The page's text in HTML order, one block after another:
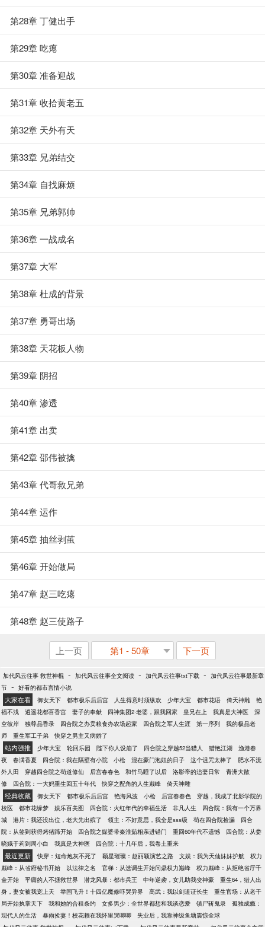
第28章 丁健出手
第29章 吃瘪
第30章 准备迎战
第31章 收拾黄老五
第32章 天外有天
第33章 兄弟结交
第34章 自找麻烦
第35章 兄弟郭帅
第36章 一战成名
第37章 大军
第38章 杜成的背景
第37章 勇哥出场
第38章 天花板人物
第39章 阴招
第40章 渗透
第41章 出卖
第42章 邵伟被擒
第43章 代哥救兄弟
第44章 运作
第45章 抽丝剥茧
第46章 开始做局
第47章 赵三吃瘪
第48章 赵三使路子
上一页 第1 - 50章 下一页
加代风云往事 救世神棍 - 加代风云往事全文阅读 - 加代风云往事txt下载 - 加代风云往事最新章
节 - 好看的都市言情小说
大家在看 御女天下 都市极乐后后宫 人生得意时须纵欢 少年大宝 都市花语 倚天神雕
艳
福不浅
逍遥花都百香宫 妻子的奉献 四神集团2·老婆，跟我回家 皇兄在上 我真是大神医
深
空彼岸
独尊品香录 四合院之办卖粮食办农场起家 四合院之军人生涯 第一序列
我的极品老
师
重生军工子弟 快穿之男主又病娇了
站内强推 少年大宝 轮回乐园 陛下你人设崩了 四合院之穿越52当猎人 猎艳江湖
渔港春
夜
春满香夏 四合院：我在隔壁有小院 小枪 混在豪门泡妞的日子 这个诅咒太棒了
肥水不流
外人田
穿越四合院之苟道修仙 后宫春春色 和竹马睡了以后 洛影帝的追妻日常
青洲大散
修
四合院：一大妈重生回五十年代 快穿之配角的人生巅峰 倚天神雕
经典收藏 御女天下 都市极乐后后宫 艳海风波 小枪 后宫春春色
穿越，我成了北影学院的
校医
都市花缘梦 娱乐百美图 四合院：火红年代的幸福生活 非凡人生
四合院：我有一个万界
城
港片：我还没出位，老大先出殡了 领主：不好意思，我全是sss级 苟在四合院捡漏
四合
院：从签到获得烤猪蹄开始
四合院之媒婆带秦淮茹相亲进错门 重回60年代不遗憾
四合院：从娄
晓娥于莉到周小白
我真是大神医 四合院：十几年后，我卷土重来
最近更新 快穿：短命炮灰不死了 颖星璀璨：赵丽颖演艺之路 文娱：我为天仙妹妹护航
权力
巅峰：从省府秘书开始
以法律之名 官梯：从选调生开始问鼎权力巅峰
权力巅峰：从拒绝省厅千
金开始
平庸的人不拯救世界 潜龙风暴：都市兵王 中年逆袭，女儿助我变神豪
重生64，猎人出
身，妻女被我宠上天
举国飞升！十四亿魔修吓哭异界 高武：我以剑道证长生
重生官场：从老干
局开始执掌天下
我和她的合租条约 女多男少：全世界都想和我谈恋爱 镇尸斩鬼录
孤独成瘾：
现代人的生活
暴雨捡妻！校花赖在我怀里哭唧唧
失业后，我靠神级鱼塘震惊全球